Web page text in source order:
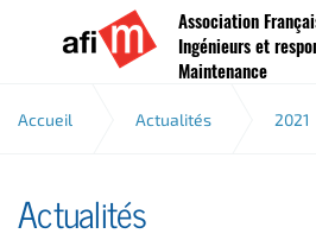
Aller au
Association
Ingénieurs et
Maintenance
Accueil Actualités 2021
Actualités